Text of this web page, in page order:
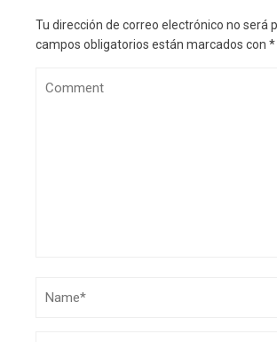
Tu dirección de correo electrónico no será
campos obligatorios están marcados con *